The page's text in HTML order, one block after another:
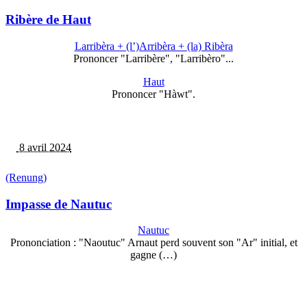
Ribère de Haut
Larribèra + (l’)Arribèra + (la) Ribèra
Prononcer "Larribère", "Larribèro"...
Haut
Prononcer "Hàwt".
8 avril 2024
(Renung)
Impasse de Nautuc
Nautuc
Prononciation : "Naoutuc" Arnaut perd souvent son "Ar" initial, et
gagne (…)